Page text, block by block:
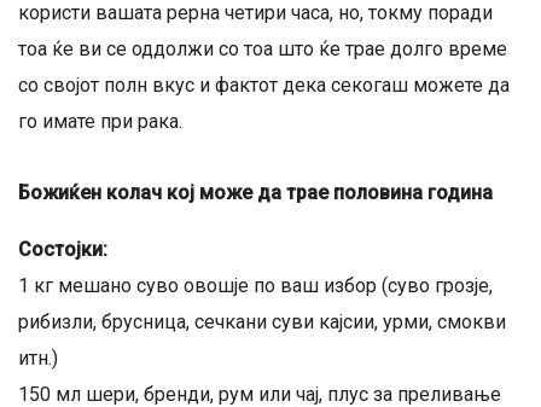
користи вашата рерна четири часа, но, токму поради
тоа ќе ви се оддолжи со тоа што ќе трае долго време
со својот полн вкус и фактот дека секогаш можете да
го имате при рака.
Божиќен колач кој може да трае половина година
Состојки:
1 кг мешано суво овошје по ваш избор (суво грозје,
рибизли, брусница, сечкани суви кајсии, урми, смокви
итн.)
150 мл шери, бренди, рум или чај, плус за преливање